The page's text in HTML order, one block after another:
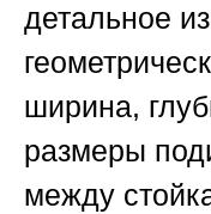
детальное
ширина,
размеры
между